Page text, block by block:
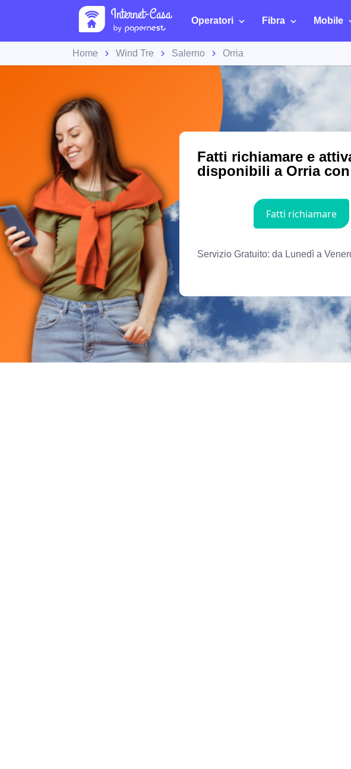
Operatori Fibra Mobile
Home Wind Tre Salerno Orria